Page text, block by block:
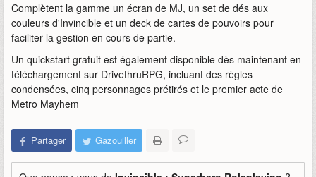
Complètent la gamme un écran de MJ, un set de dés aux
couleurs d'Invincible et un deck de cartes de pouvoirs pour
faciliter la gestion en cours de partie.
Un quickstart gratuit est également disponible dès maintenant en
téléchargement sur DrivethruRPG, incluant des règles
condensées, cinq personnages prétirés et le premier acte de
Metro Mayhem
Partager Gazouiller